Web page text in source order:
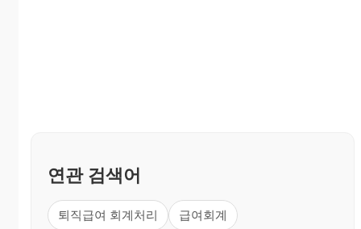
연관 검색어
퇴직급여 회계처리 급여회계